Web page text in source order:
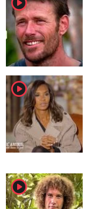
player2
player2